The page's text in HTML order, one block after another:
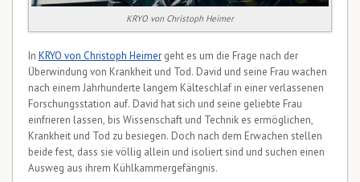
KRYO von Christoph Heimer
In KRYO von Christoph Heimergeht es um die Frage nach der
Überwindung von Krankheit und Tod. David und seine Frau wachen
nach einem Jahrhunderte langem Kälteschlaf in einer verlassenen
Forschungsstation auf. David hat sich und seine geliebte Frau
einfrieren lassen, bis Wissenschaft und Technik es ermöglichen,
Krankheit und Tod zu besiegen. Doch nach dem Erwachen stellen
beide fest, dass sie völlig allein und isoliert sind und suchen einen
Ausweg aus ihrem Kühlkammergefängnis.